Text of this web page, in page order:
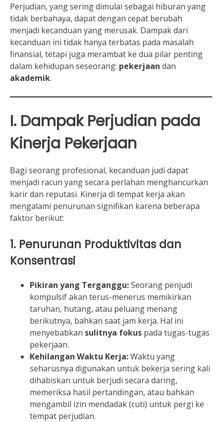
Perjudian, yang sering dimulai sebagai hiburan yang
tidak berbahaya, dapat dengan cepat berubah
menjadi kecanduan yang merusak. Dampak dari
kecanduan ini tidak hanya terbatas pada masalah
finansial, tetapi juga merambat ke dua pilar penting
dalam kehidupan seseorang: pekerjaan dan
akademik.
I. Dampak Perjudian pada
Kinerja Pekerjaan
Bagi seorang profesional, kecanduan judi dapat
menjadi racun yang secara perlahan menghancurkan
karir dan reputasi. Kinerja di tempat kerja akan
mengalami penurunan signifikan karena beberapa
faktor berikut:
1. Penurunan Produktivitas dan
Konsentrasi
Pikiran yang Terganggu:Seorang penjudi
kompulsif akan terus-menerus memikirkan
taruhan, hutang, atau peluang menang
berikutnya, bahkan saat jam kerja. Hal ini
menyebabkan sulitnya fokus pada tugas-tugas
pekerjaan.
Kehilangan Waktu Kerja:Waktu yang
seharusnya digunakan untuk bekerja sering kali
dihabiskan untuk berjudi secara daring,
memeriksa hasil pertandingan, atau bahkan
mengambil izin mendadak (cuti) untuk pergi ke
tempat perjudian.